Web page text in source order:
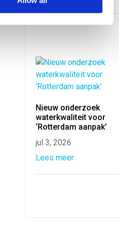
Nieuw onderzoek
waterkwaliteit voor
‘Rotterdam aanpak’
jul 3, 2026
Lees meer